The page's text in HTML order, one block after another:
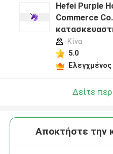
Hefei Purple
Commerce
Κίνα
5.0
Δείτε
Αποκτήστε την